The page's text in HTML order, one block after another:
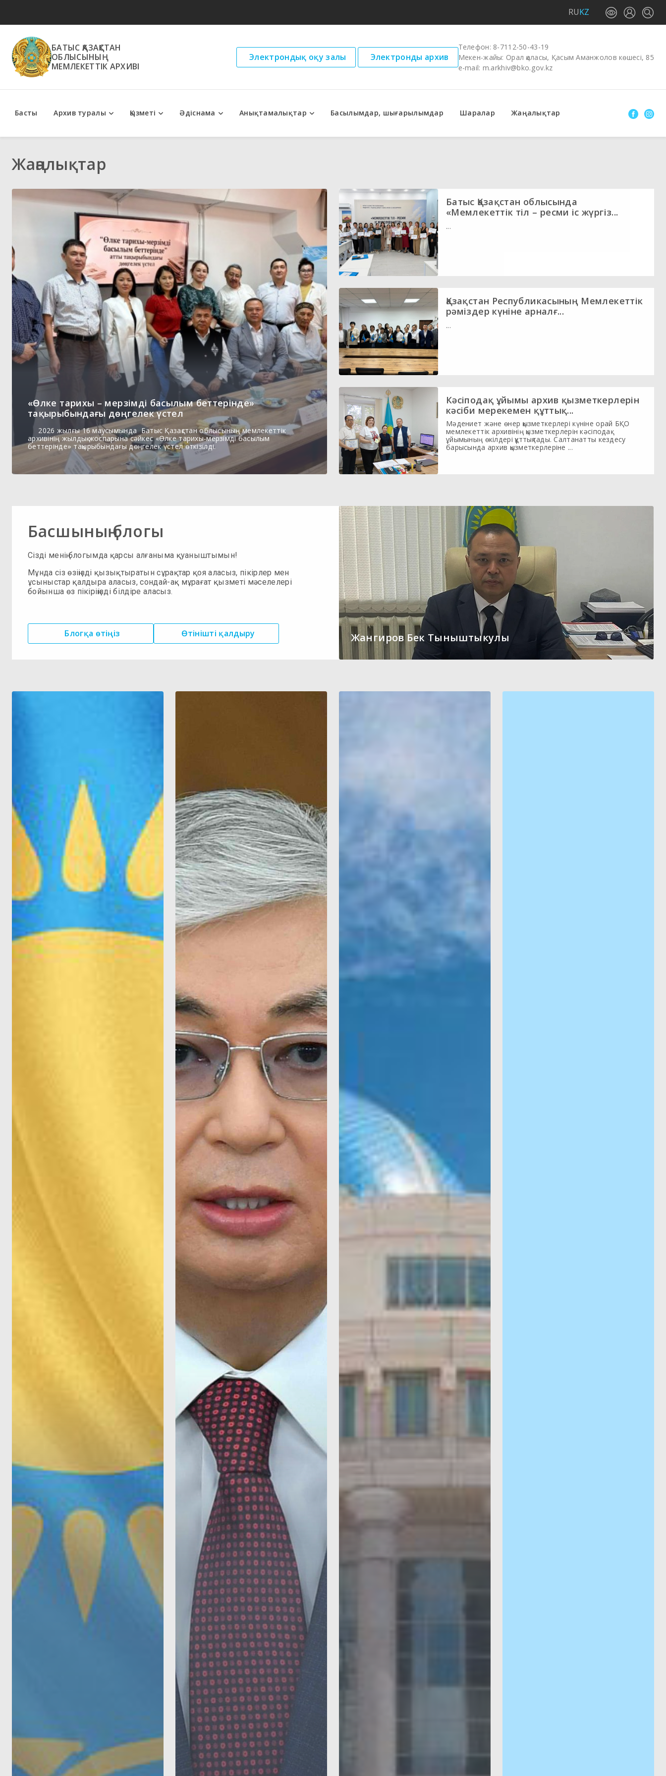
RUKZ
БАТЫС ҚАЗАҚСТАН
ОБЛЫСЫНЫҢ
МЕМЛЕКЕТТІК АРХИВІ
Электрондық оқу залы Электронды архив
Телефон: 8-7112-50-43-19
Мекен-жайы: Орал қаласы, Қасым Аманжолов көшесі, 85
e-mail: m.arkhiv@bko.gov.kz
Басты Архив туралы Қызметі Әдіснама Анықтамалықтар Басылымдар, шығарылымдар Шаралар Жаңалықтар
Жаңалықтар
«Өлке тарихы – мерзімді басылым беттерінде»
тақырыбындағы дөңгелек үстел
2026 жылғы 16 маусымында Батыс Қазақстан облысының мемлекеттік
архивінің жылдық жоспарына сәйкес «Өлке тарихы-мерзімді басылым
беттерінде» тақырыбындағы дөңгелек үстел өткізілді.
Батыс Қазақстан облысында
«Мемлекеттік тіл – ресми іс жүргіз...
...
Қазақстан Республикасының Мемлекеттік
рәміздер күніне арналғ...
...
Кәсіподақ ұйымы архив қызметкерлерін
кәсіби мерекемен құттық...
Мәдениет және өнер қызметкерлері күніне орай БҚО
мемлекеттік архивінің қызметкерлерін кәсіподақ
ұйымының өкілдері құттықтады. Салтанатты кездесу
барысында архив қызметкерлеріне ...
Басшының блогы
Сізді менің блогымда қарсы алғаныма қуаныштымын!
Мұнда сіз өзіңізді қызықтыратын сұрақтар қоя аласыз, пікірлер мен
ұсыныстар қалдыра аласыз, сондай-ақ мұрағат қызметі мәселелері
бойынша өз пікіріңізді білдіре аласыз.
Блогқа өтіңіз Өтінішті қалдыру Жангиров Бек Тыныштыкулы